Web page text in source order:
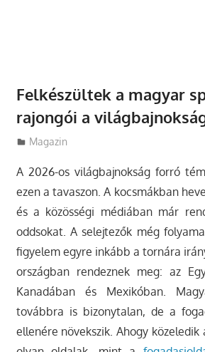
Felkészültek a magyar
rajongói a
Utazasok.org
Magazin
A 2026-os világbajnokság forró
ezen a tavaszon. A kocsmákban
és a közösségi médiában már
oddsokat. A selejtezők még
figyelem egyre inkább a tornára
országban rendeznek meg: az
Kanadában és Mexikóban.
továbbra is bizonytalan, de a
ellenére növekszik. Ahogy